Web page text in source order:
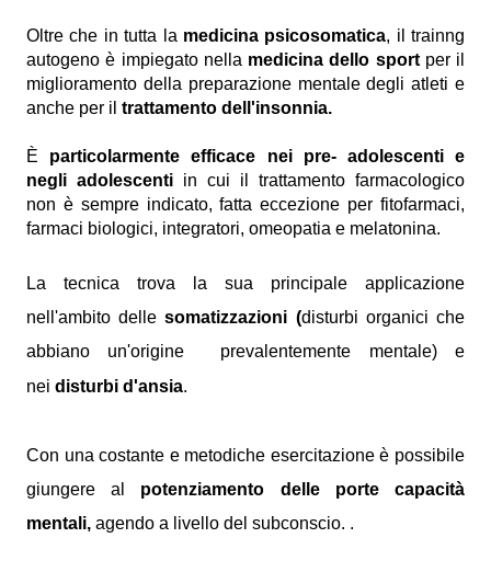
Oltre che in tutta la medicina psicosomatica, il trainng
autogeno è impiegato nella medicina dello sportper il
miglioramento della preparazione mentale degli atleti e
anche per il trattamento dell'insonnia.
È particolarmente efficace nei pre- adolescenti e
negli adolescenti in cui il trattamento farmacologico
non è sempre indicato, fatta eccezione per fitofarmaci,
farmaci biologici, integratori, omeopatia e melatonina.
La tecnica trova la sua principale applicazione
nell'ambito dellesomatizzazioni (disturbi organici che
abbiano un'origine prevalentemente mentale) e
nei disturbi d'ansia.
Con una costante e metodiche esercitazione è possibile
giungere al potenziamento delle porte capacità
mentali, agendo a livello del subconscio. .